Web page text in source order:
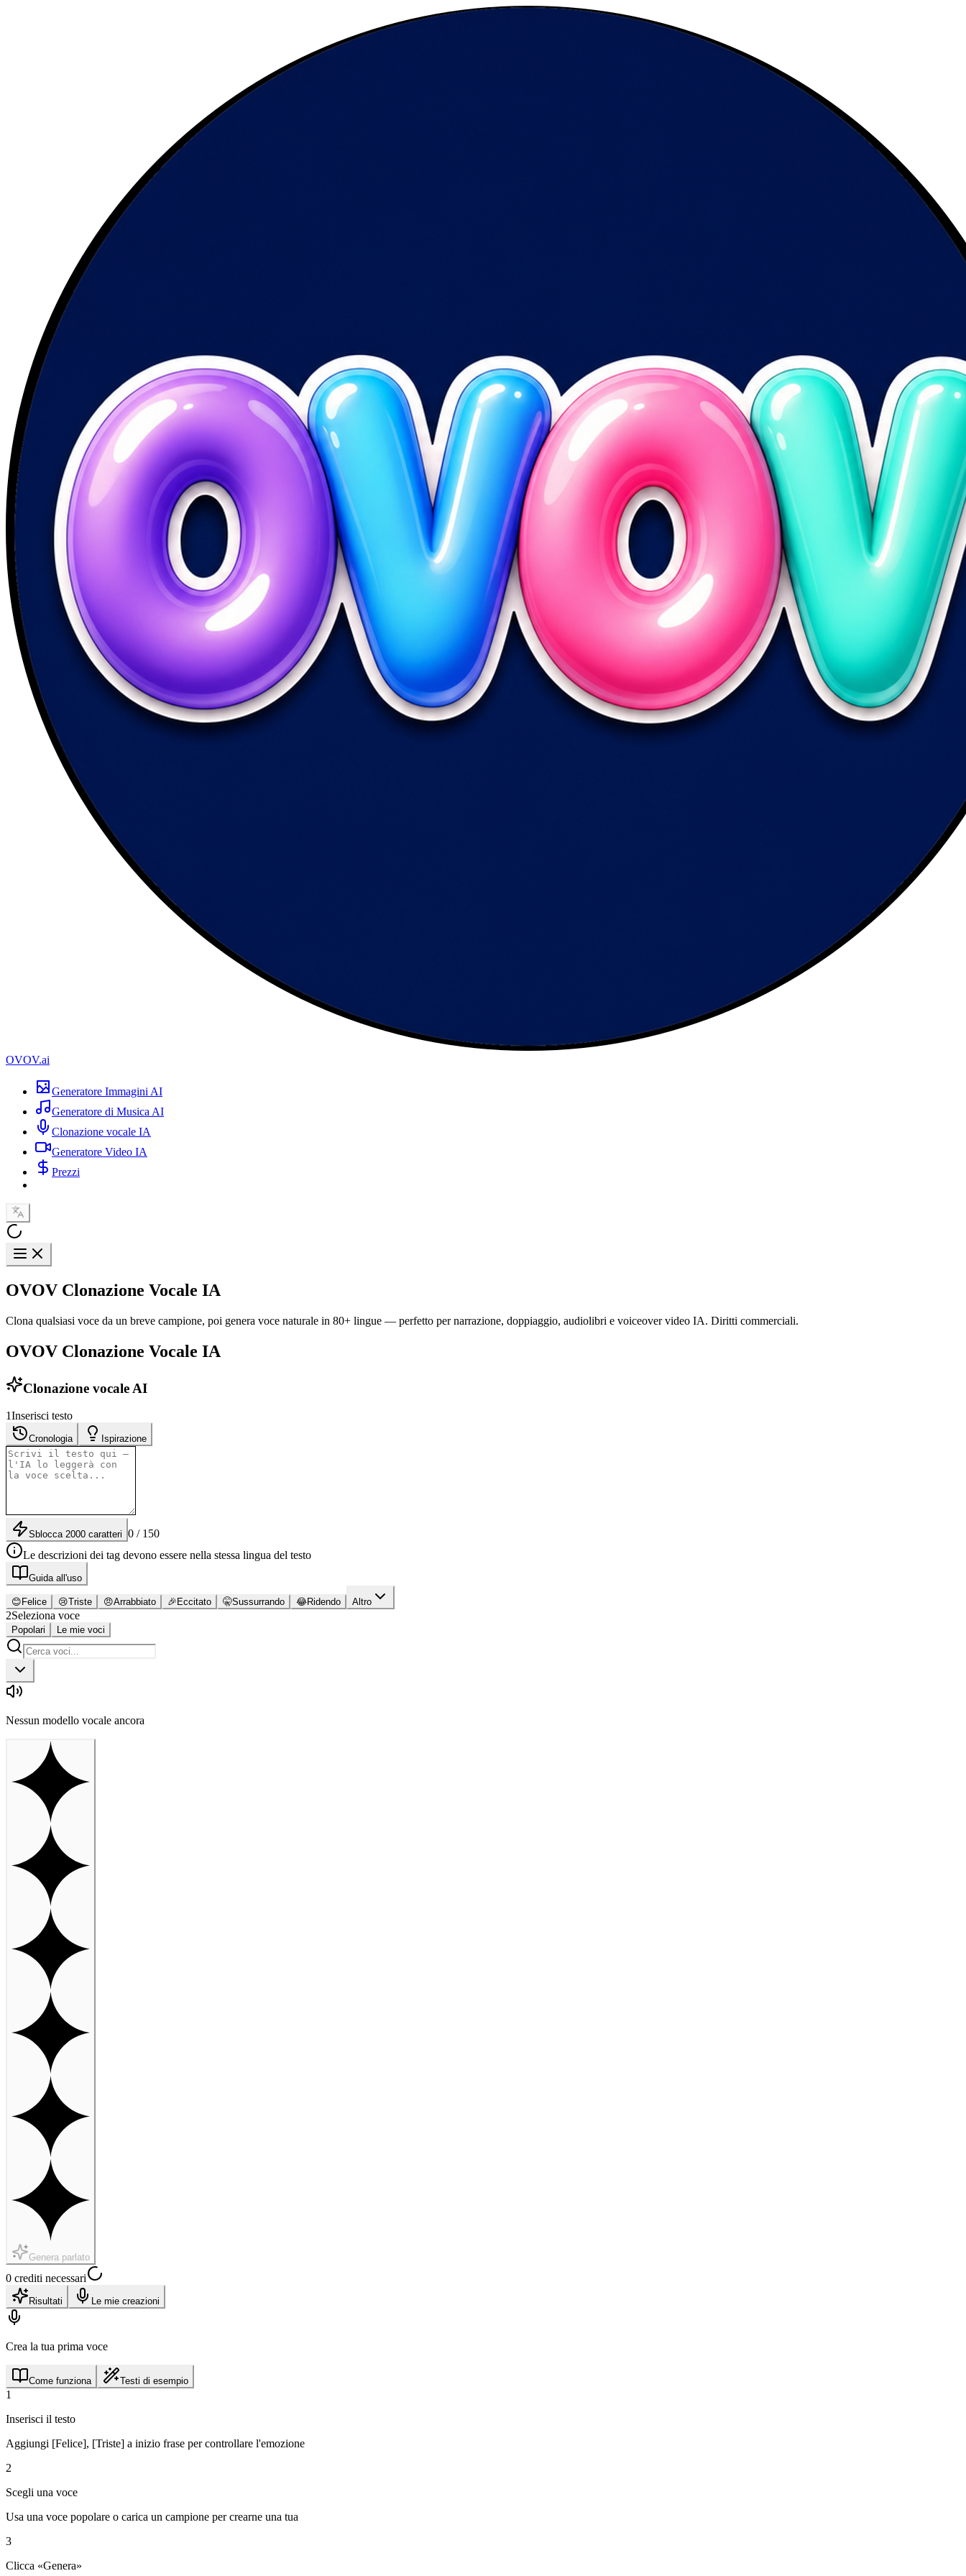
OVOV.ai
Generatore Immagini AI
Generatore di Musica AI
Clonazione vocale IA
Generatore Video IA
Prezzi
OVOV Clonazione Vocale IA
Clona qualsiasi voce da un breve campione, poi genera voce naturale in 80+ lingue — perfetto per narrazione, doppiaggio, audiolibri e voiceover video IA. Diritti commerciali.
OVOV Clonazione Vocale IA
Clonazione vocale AI
1Inserisci testo
Cronologia Ispirazione
Sblocca 2000 caratteri 0 / 150
Le descrizioni dei tag devono essere nella stessa lingua del testo
Guida all'uso
😊 Felice 😢Triste 😠Arrabbiato 🎉 Eccitato 🤫Sussurrando 😂Ridendo Altro
2Seleziona voce
Popolari Le mie voci
Nessun modello vocale ancora
Genera parlato
0 crediti necessari
Risultati Le mie creazioni
Crea la tua prima voce
Come funziona Testi di esempio
1
Inserisci il testo
Aggiungi [Felice], [Triste] a inizio frase per controllare l'emozione
2
Scegli una voce
Usa una voce popolare o carica un campione per crearne una tua
3
Clicca «Genera»